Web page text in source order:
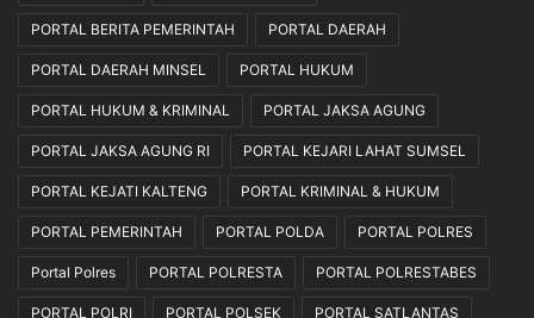
d
o
t
o
N
t
PORTAL BERITA PEMERINTAH PORTAL DAERAH
PORTAL DAERAH MINSEL PORTAL HUKUM
PORTAL HUKUM & KRIMINAL PORTAL JAKSA AGUNG
PORTAL JAKSA AGUNG RI PORTAL KEJARI LAHAT SUMSEL
PORTAL KEJATI KALTENG PORTAL KRIMINAL & HUKUM
PORTAL PEMERINTAH PORTAL POLDA PORTAL POLRES
Portal Polres PORTAL POLRESTA PORTAL POLRESTABES
PORTAL POLRI PORTAL POLSEK PORTAL SATLANTAS